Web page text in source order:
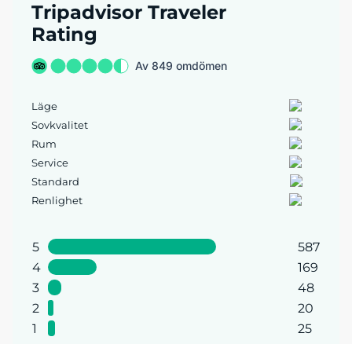
Tripadvisor Traveler
Rating
Av 849 omdömen
Läge
Sovkvalitet
Rum
Service
Standard
Renlighet
5
587
4
169
3
48
2
20
1
25